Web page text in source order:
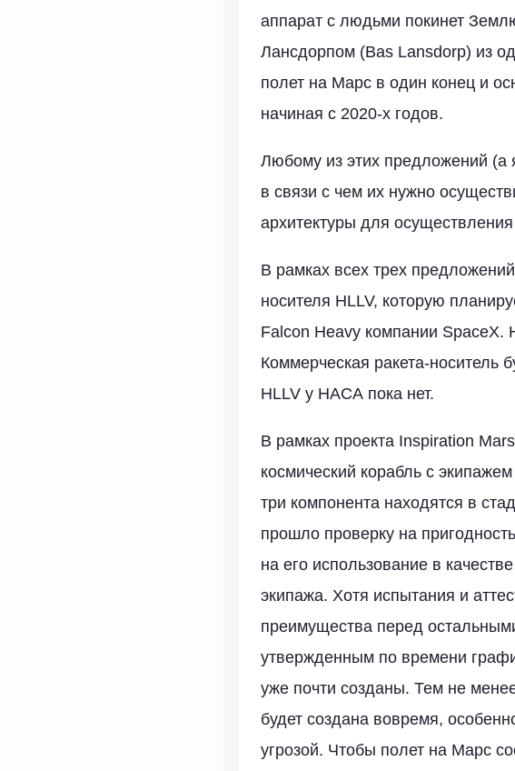
аппарат с людьми покинет
Лансдорпом (Bas Lansdorp) из
полет на Марс в один конец и
начиная с 2020-х годов.
Любому из этих предложений (а
в связи с чем их нужно
архитектуры для
В рамках всех трех
носителя HLLV, которую
Falcon Heavy компании SpaceX.
Коммерческая ракета-носитель
HLLV у НАСА пока нет.
В рамках проекта Inspiration
космический корабль с
три компонента находятся в
прошло проверку на
на его использование в
экипажа. Хотя испытания и
преимущества перед
утвержденным по времени
уже почти созданы. Тем не
будет создана вовремя,
угрозой. Чтобы полет на Марс